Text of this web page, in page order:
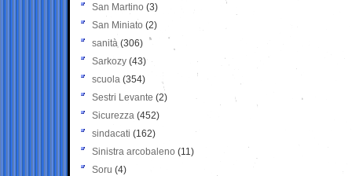
San Martino (3)
San Miniato (2)
sanità (306)
Sarkozy (43)
scuola (354)
Sestri Levante (2)
Sicurezza (452)
sindacati (162)
Sinistra arcobaleno (11)
Soru (4)